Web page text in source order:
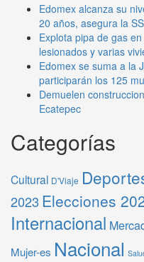
Edomex alcanza su
20 años, asegura la
Explota pipa de gas
lesionados y varias
Edomex se suma a la
participarán los 125
Demuelen
Ecatepec
Categorías
Cultural D'Viaje
2023 Elecciones
Internacional
Mujer-es Nacional